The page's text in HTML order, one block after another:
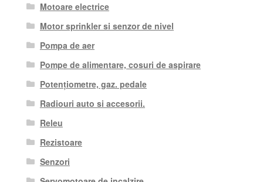
Motoare electrice
Motor sprinkler si senzor de nivel
Pompa de aer
Pompe de alimentare, cosuri de aspirare
Potențiometre, gaz. pedale
Radiouri auto si accesorii.
Releu
Rezistoare
Senzori